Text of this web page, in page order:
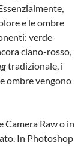
e le ombre
verde-
ciano-rosso,
tradizionale, i
ombre vengono
Camera Raw o in
In Photoshop